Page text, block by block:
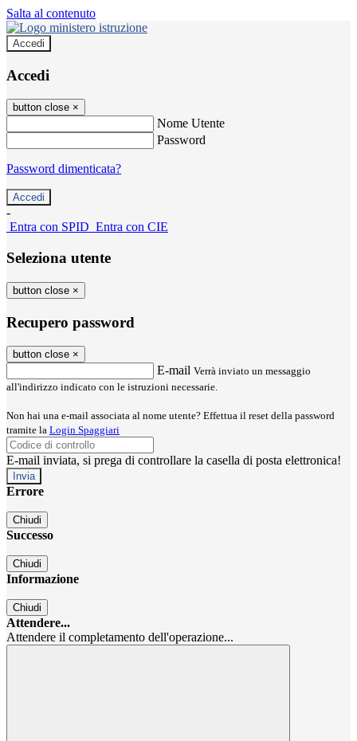
Salta al contenuto
Accedi
Accedi
button close ×
Nome Utente
Password
Password dimenticata?
-
Entra con SPID Entra con CIE
Seleziona utente
button close ×
Recupero password
button close ×
E-mail Verrà inviato un messaggio
all'indirizzo indicato con le istruzioni necessarie.
Non hai una e-mail associata al nome utente? Effettua il reset della password
tramite la Login Spaggiari
E-mail inviata, si prega di controllare la casella di posta elettronica!
Errore
Chiudi
Successo
Chiudi
Informazione
Chiudi
Attendere...
Attendere il completamento dell'operazione...